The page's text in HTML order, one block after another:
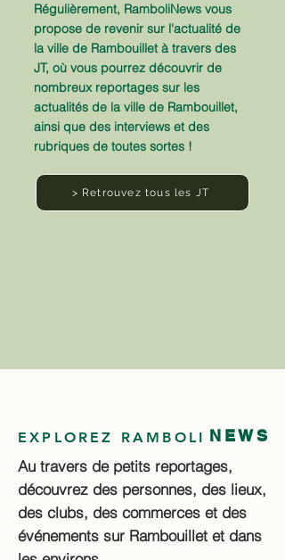
Régulièrement, RamboliNews vous
propose de revenir sur l'actualité de
la ville de Rambouillet à travers des
JT, où vous pourrez découvrir de
nombreux reportages sur les
actualités de la ville de Rambouillet,
ainsi que des interviews et des
rubriques de toutes sortes !
> Retrouvez tous les JT
EXPLOREZ RAMBOLI NEWS
Au travers de petits reportages,
découvrez des personnes, des lieux,
des clubs, des commerces et des
événements sur Rambouillet et dans